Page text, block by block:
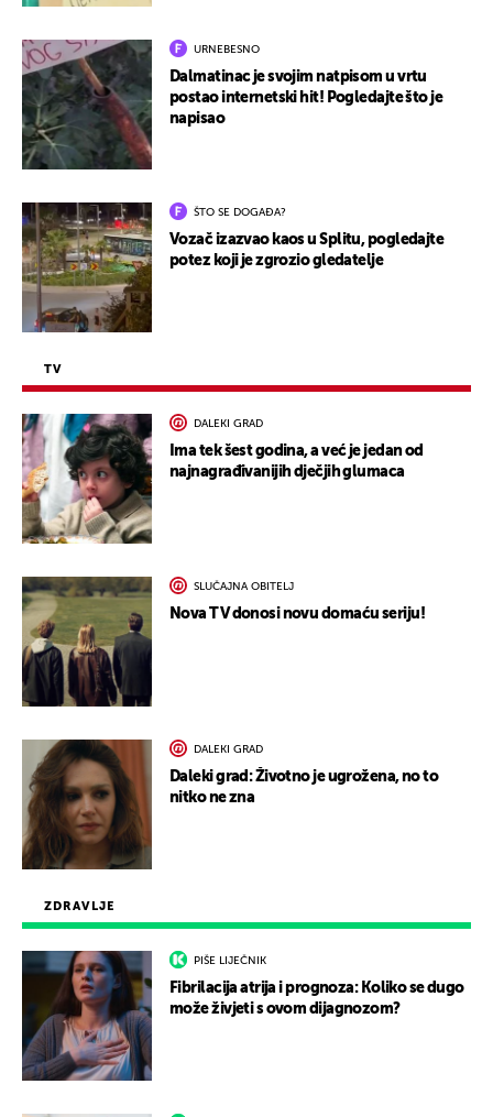
ZDRAVLJE
PIŠE LIJEČNIK
Fibrilacija atrija i prognoza: Koliko se dugo
može živjeti s ovom dijagnozom?
URNEBESNO
Dalmatinac je svojim natpisom u vrtu
postao internetski hit! Pogledajte što je
napisao
ŠTO SE DOGAĐA?
Vozač izazvao kaos u Splitu, pogledajte
potez koji je zgrozio gledatelje
TV
DALEKI GRAD
Ima tek šest godina, a već je jedan od
najnagrađivanijih dječjih glumaca
SLUČAJNA OBITELJ
Nova TV donosi novu domaću seriju!
DALEKI GRAD
Daleki grad: Životno je ugrožena, no to
nitko ne zna